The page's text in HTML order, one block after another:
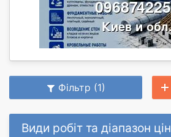
Фільтр (1)
Види робіт та діапазон цін